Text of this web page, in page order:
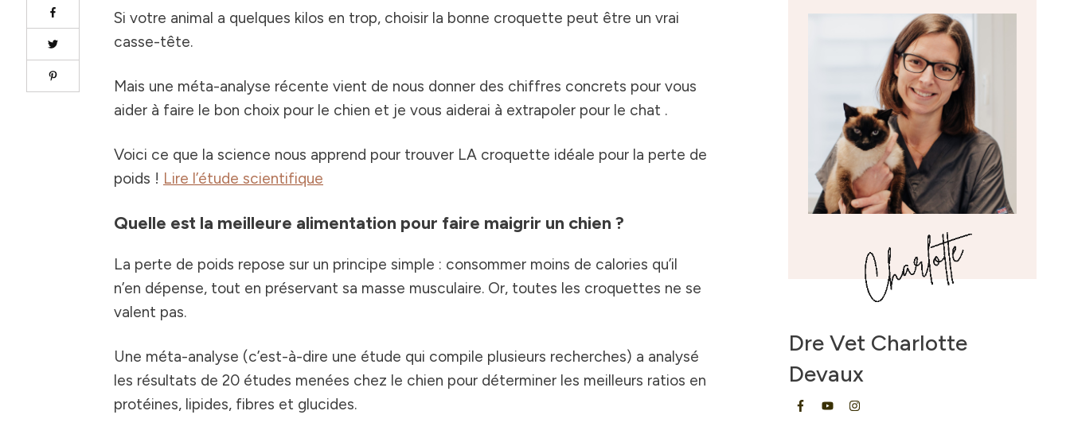
Si votre animal a quelques kilos en trop, choisir la bonne croquette peut être un vrai
casse-tête.
Mais une méta-analyse récente vient de nous donner des chiffres concrets pour vous
aider à faire le bon choix pour le chien et je vous aiderai à extrapoler pour le chat .
Voici ce que la science nous apprend pour trouver LA croquette idéale pour la perte de
poids ! Lire l’étude scientifique
Quelle est la meilleure alimentation pour faire maigrir un chien ?
La perte de poids repose sur un principe simple : consommer moins de calories qu’il
n’en dépense, tout en préservant sa masse musculaire. Or, toutes les croquettes ne se
valent pas.
Une méta-analyse (c’est-à-dire une étude qui compile plusieurs recherches) a analysé
les résultats de 20 études menées chez le chien pour déterminer les meilleurs ratios en
protéines, lipides, fibres et glucides.
Dre Vet Charlotte
Devaux